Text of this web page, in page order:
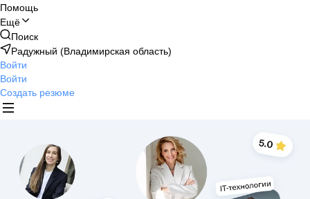
Помощь
Ещё
Поиск
Радужный (Владимирская область)
Войти
Войти
Создать резюме